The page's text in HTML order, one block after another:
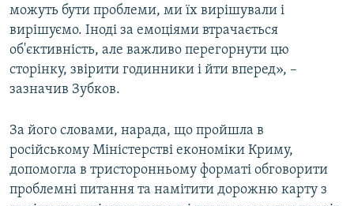
можуть бути проблеми, ми їх вирішували і
вирішуємо. Іноді за емоціями втрачається
об'єктивність, але важливо перегорнути цю
сторінку, звірити годинники і йти вперед», –
зазначив Зубков.
За його словами, нарада, що пройшла в
російському Міністерстві економіки Криму,
допомогла в тристоронньому форматі обговорити
проблемні питання та намітити дорожню карту з